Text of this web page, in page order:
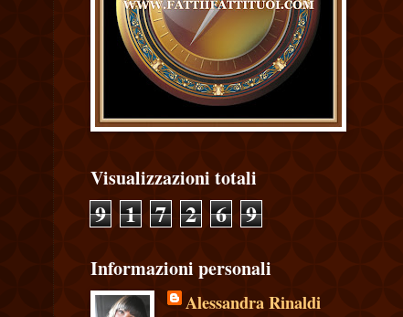
Visualizzazioni totali
9 1 7 2 6 9
Informazioni personali
Alessandra Rinaldi